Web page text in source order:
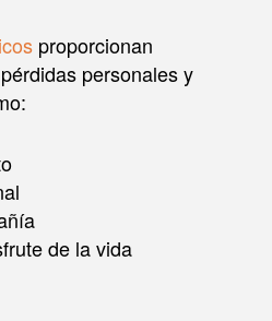
proporcionan
personales y
de la vida